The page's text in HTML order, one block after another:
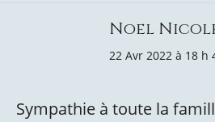
Noel
22 Avr 2022 à 18 h
Sympathie à toute la